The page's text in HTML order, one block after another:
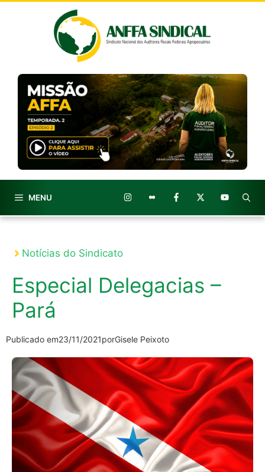
MENU
Notícias do Sindicato
Especial Delegacias –
Pará
Publicado em23/11/2021porGisele Peixoto